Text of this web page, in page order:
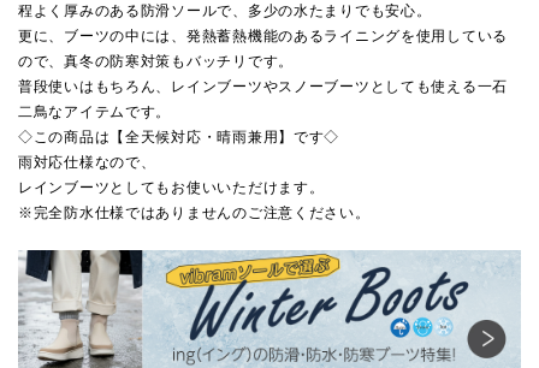
程よく厚みのある防滑ソールで、多少の水たまりでも安心。
更に、ブーツの中には、発熱蓄熱機能のあるライニングを使用している
ので、真冬の防寒対策もバッチリです。
普段使いはもちろん、レインブーツやスノーブーツとしても使える一石
二鳥なアイテムです。
◇この商品は【全天候対応・晴雨兼用】です◇
雨対応仕様なので、
レインブーツとしてもお使いいただけます。
※完全防水仕様ではありませんのご注意ください。